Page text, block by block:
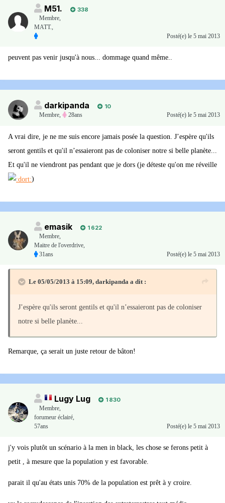
M51.
338
Membre,
MATT.,
Posté(e) le 5 mai 2013
peuvent pas venir jusqu'à nous... dommage quand même..
darkipanda
10
Membre, 28ans Posté(e) le 5 mai 2013
A vrai dire, je ne me suis encore jamais posée la question. J’espère qu'ils
seront gentils et qu'il n’essaieront pas de coloniser notre si belle planète...
Et qu'il ne viendront pas pendant que je dors (je déteste qu'on me réveille
)
emasik
1 622
Membre,
Maitre de l'overdrive,
31ans
Posté(e) le 5 mai 2013
Le 05/05/2013 à 15:09, darkipanda a dit :
J’espère qu'ils seront gentils et qu'il n’essaieront pas de coloniser
notre si belle planète...
Remarque, ça serait un juste retour de bâton!
Lugy Lug
1 830
Membre,
forumeur éclairé,
57ans
Posté(e) le 5 mai 2013
j'y vois plutôt un scénario à la men in black, les chose se ferons petit à
petit , à mesure que la population y est favorable.
parait il qu'au états unis 70% de la population est prêt à y croire.